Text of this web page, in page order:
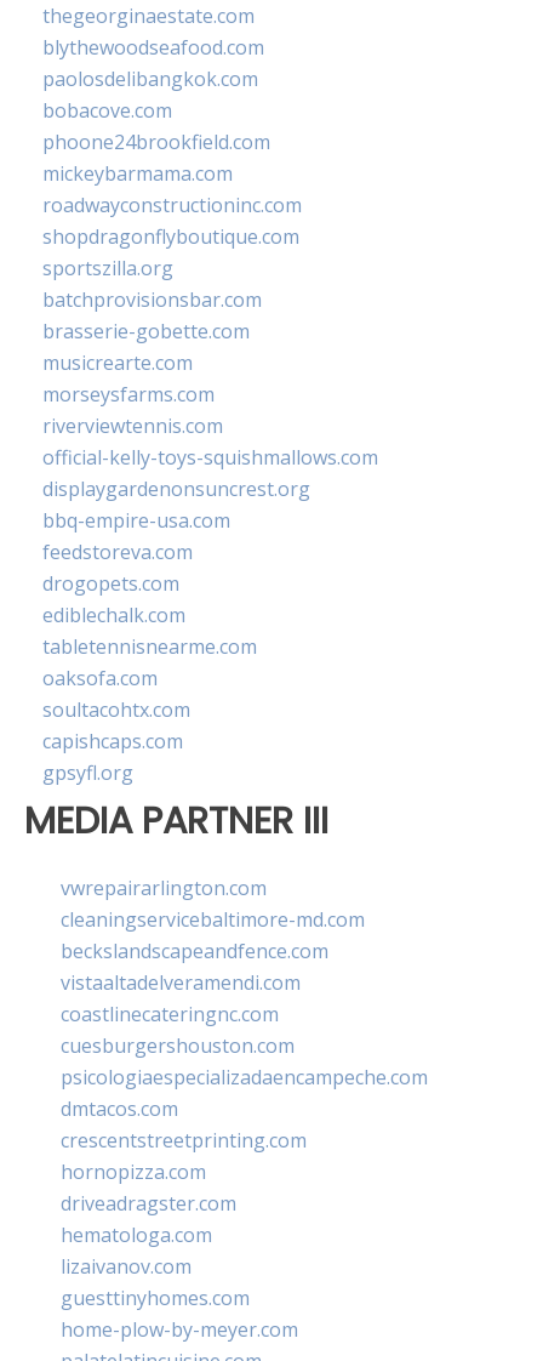
thegeorginaestate.com
blythewoodseafood.com
paolosdelibangkok.com
bobacove.com
phoone24brookfield.com
mickeybarmama.com
roadwayconstructioninc.com
shopdragonflyboutique.com
sportszilla.org
batchprovisionsbar.com
brasserie-gobette.com
musicrearte.com
morseysfarms.com
riverviewtennis.com
official-kelly-toys-squishmallows.com
displaygardenonsuncrest.org
bbq-empire-usa.com
feedstoreva.com
drogopets.com
ediblechalk.com
tabletennisnearme.com
oaksofa.com
soultacohtx.com
capishcaps.com
gpsyfl.org
MEDIA PARTNER III
vwrepairarlington.com
cleaningservicebaltimore-md.com
beckslandscapeandfence.com
vistaaltadelveramendi.com
coastlinecateringnc.com
cuesburgershouston.com
psicologiaespecializadaencampeche.com
dmtacos.com
crescentstreetprinting.com
hornopizza.com
driveadragster.com
hematologa.com
lizaivanov.com
guesttinyhomes.com
home-plow-by-meyer.com